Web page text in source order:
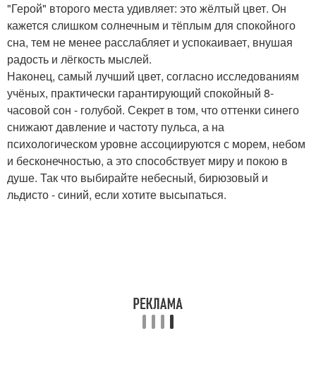
"Герой" второго места удивляет: это жёлтый цвет. Он
кажется слишком солнечным и тёплым для спокойного
сна, тем не менее расслабляет и успокаивает, внушая
радость и лёгкость мыслей.
Наконец, самый лучший цвет, согласно исследованиям
учёных, практически гарантирующий спокойный 8-
часовой сон - голубой. Секрет в том, что оттенки синего
снижают давление и частоту пульса, а на
психологическом уровне ассоциируются с морем, небом
и бесконечностью, а это способствует миру и покою в
душе. Так что выбирайте небесный, бирюзовый и
льдисто - синий, если хотите высыпаться.